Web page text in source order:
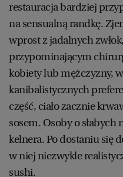
restauracja bardziej
na sensualną randkę.
wprost z jadalnych
przypominającym
kobiety lub mężczyzny,
kanibalistycznych
część, ciało zacznie
sosem. Osoby o
kelnera. Po dostaniu się
w niej niezwykle
sushi.